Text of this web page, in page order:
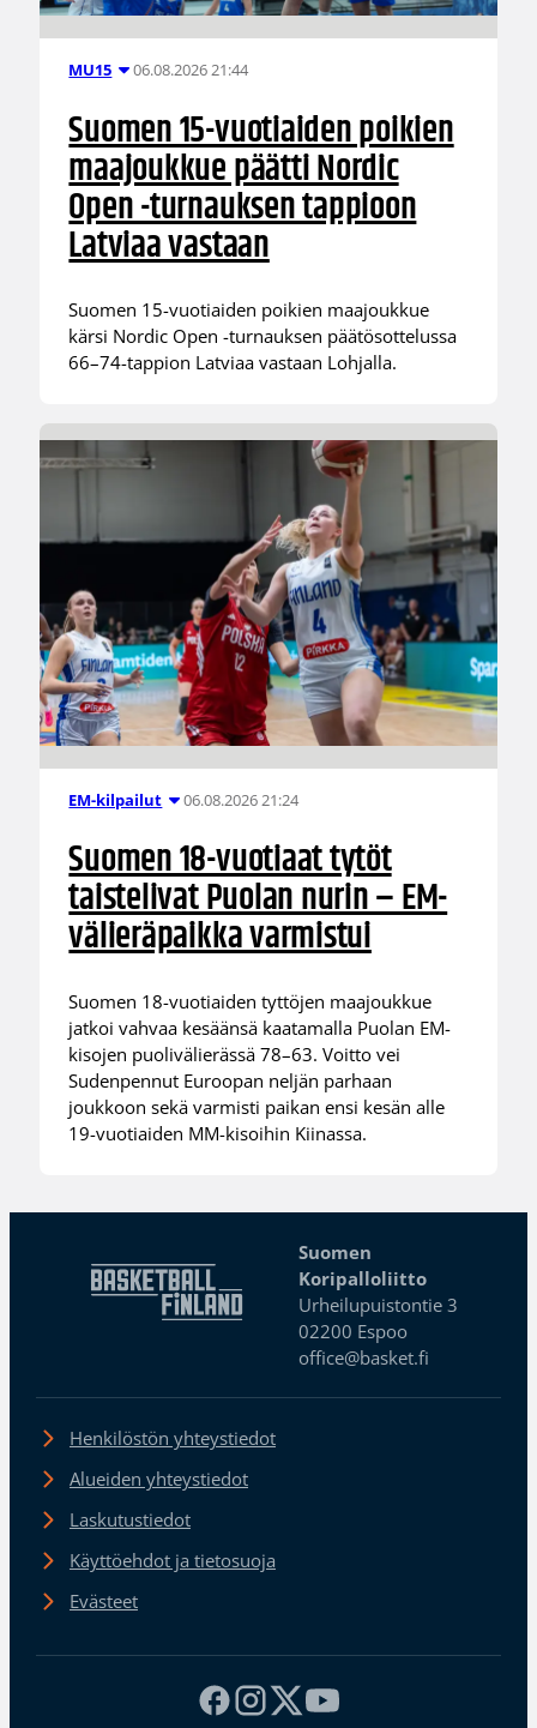
MU15 06.08.2026 21:44
Suomen 15-vuotiaiden poikien
maajoukkue päätti Nordic
Open -turnauksen tappioon
Latviaa vastaan
Suomen 15-vuotiaiden poikien maajoukkue
kärsi Nordic Open -turnauksen päätösottelussa
66–74-tappion Latviaa vastaan Lohjalla.
EM-kilpailut 06.08.2026 21:24
Suomen 18-vuotiaat tytöt
taistelivat Puolan nurin – EM-
välieräpaikka varmistui
Suomen 18-vuotiaiden tyttöjen maajoukkue
jatkoi vahvaa kesäänsä kaatamalla Puolan EM-
kisojen puolivälierässä 78–63. Voitto vei
Sudenpennut Euroopan neljän parhaan
joukkoon sekä varmisti paikan ensi kesän alle
19-vuotiaiden MM-kisoihin Kiinassa.
Suomen
Koripalloliitto
Urheilupuistontie 3
02200 Espoo
office@basket.fi
Henkilöstön yhteystiedot
Alueiden yhteystiedot
Laskutustiedot
Käyttöehdot ja tietosuoja
Evästeet